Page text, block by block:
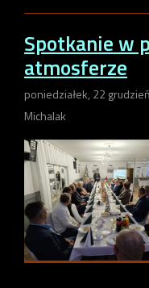
Spotkanie w
atmosferze
poniedziałek, 22
Michalak